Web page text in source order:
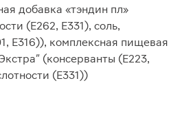
добавка «тэндин пл»
(Е262, Е331), соль,
Е316)), комплексная пищевая
(консерванты (Е223,
(Е331))